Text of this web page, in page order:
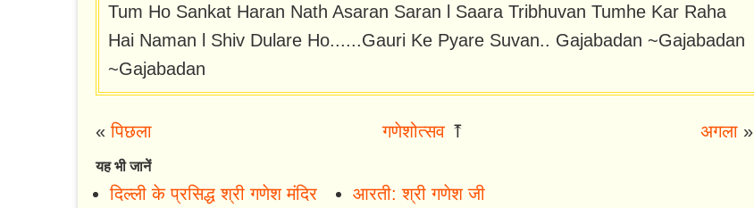
Tum Ho Sankat Haran Nath Asaran Saran l Saara Tribhuvan Tumhe Kar Raha
Hai Naman l Shiv Dulare Ho......Gauri Ke Pyare Suvan.. Gajabadan ~Gajabadan
~Gajabadan
«पिछला गणेशोत्सव ⤒ अगला»
यह भी जानें
दिल्ली के प्रसिद्ध श्री गणेश मंदिर
आरती: श्री गणेश जी